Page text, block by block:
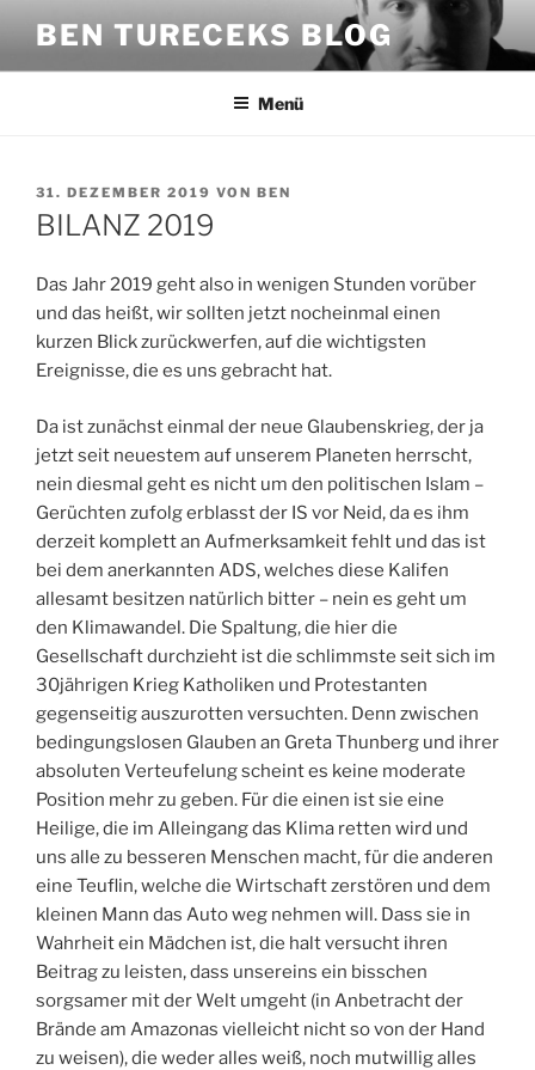
Inhalt
springen
BEN TURECEKS BLOG
Menü
VERÖFFENTLICHT
AM
31. DEZEMBER 2019 VON BEN
BILANZ 2019
Das Jahr 2019 geht also in wenigen Stunden vorüber
und das heißt, wir sollten jetzt nocheinmal einen
kurzen Blick zurückwerfen, auf die wichtigsten
Ereignisse, die es uns gebracht hat.
Da ist zunächst einmal der neue Glaubenskrieg, der ja
jetzt seit neuestem auf unserem Planeten herrscht,
nein diesmal geht es nicht um den politischen Islam –
Gerüchten zufolg erblasst der IS vor Neid, da es ihm
derzeit komplett an Aufmerksamkeit fehlt und das ist
bei dem anerkannten ADS, welches diese Kalifen
allesamt besitzen natürlich bitter – nein es geht um
den Klimawandel. Die Spaltung, die hier die
Gesellschaft durchzieht ist die schlimmste seit sich im
30jährigen Krieg Katholiken und Protestanten
gegenseitig auszurotten versuchten. Denn zwischen
bedingungslosen Glauben an Greta Thunberg und ihrer
absoluten Verteufelung scheint es keine moderate
Position mehr zu geben. Für die einen ist sie eine
Heilige, die im Alleingang das Klima retten wird und
uns alle zu besseren Menschen macht, für die anderen
eine Teuflin, welche die Wirtschaft zerstören und dem
kleinen Mann das Auto weg nehmen will. Dass sie in
Wahrheit ein Mädchen ist, die halt versucht ihren
Beitrag zu leisten, dass unsereins ein bisschen
sorgsamer mit der Welt umgeht (in Anbetracht der
Brände am Amazonas vielleicht nicht so von der Hand
zu weisen), die weder alles weiß, noch mutwillig alles